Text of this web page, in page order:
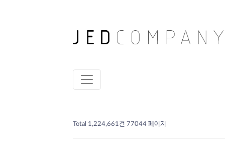
Total 1,224,661건 77044 페이지